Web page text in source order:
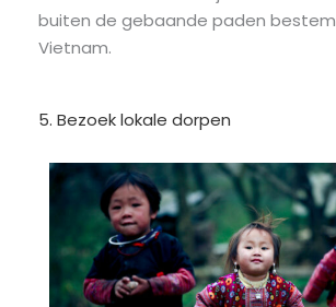
buiten de gebaande paden
Vietnam.
5. Bezoek lokale dorpen